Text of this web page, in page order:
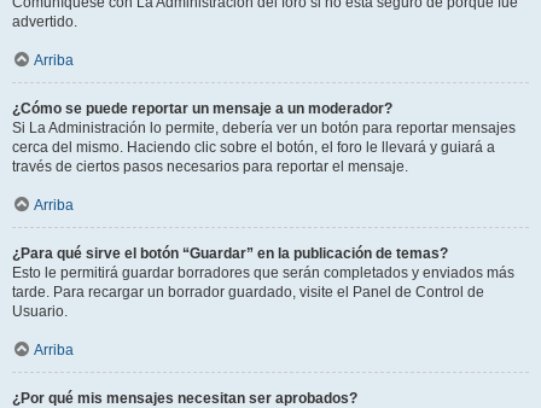
advertido.
Arriba
¿Cómo se puede reportar un mensaje a un moderador?
Si La Administración lo permite, debería ver un botón para reportar mensajes
cerca del mismo. Haciendo clic sobre el botón, el foro le llevará y guiará a
través de ciertos pasos necesarios para reportar el mensaje.
Arriba
¿Para qué sirve el botón “Guardar” en la publicación de temas?
Esto le permitirá guardar borradores que serán completados y enviados más
tarde. Para recargar un borrador guardado, visite el Panel de Control de
Usuario.
Arriba
¿Por qué mis mensajes necesitan ser aprobados?